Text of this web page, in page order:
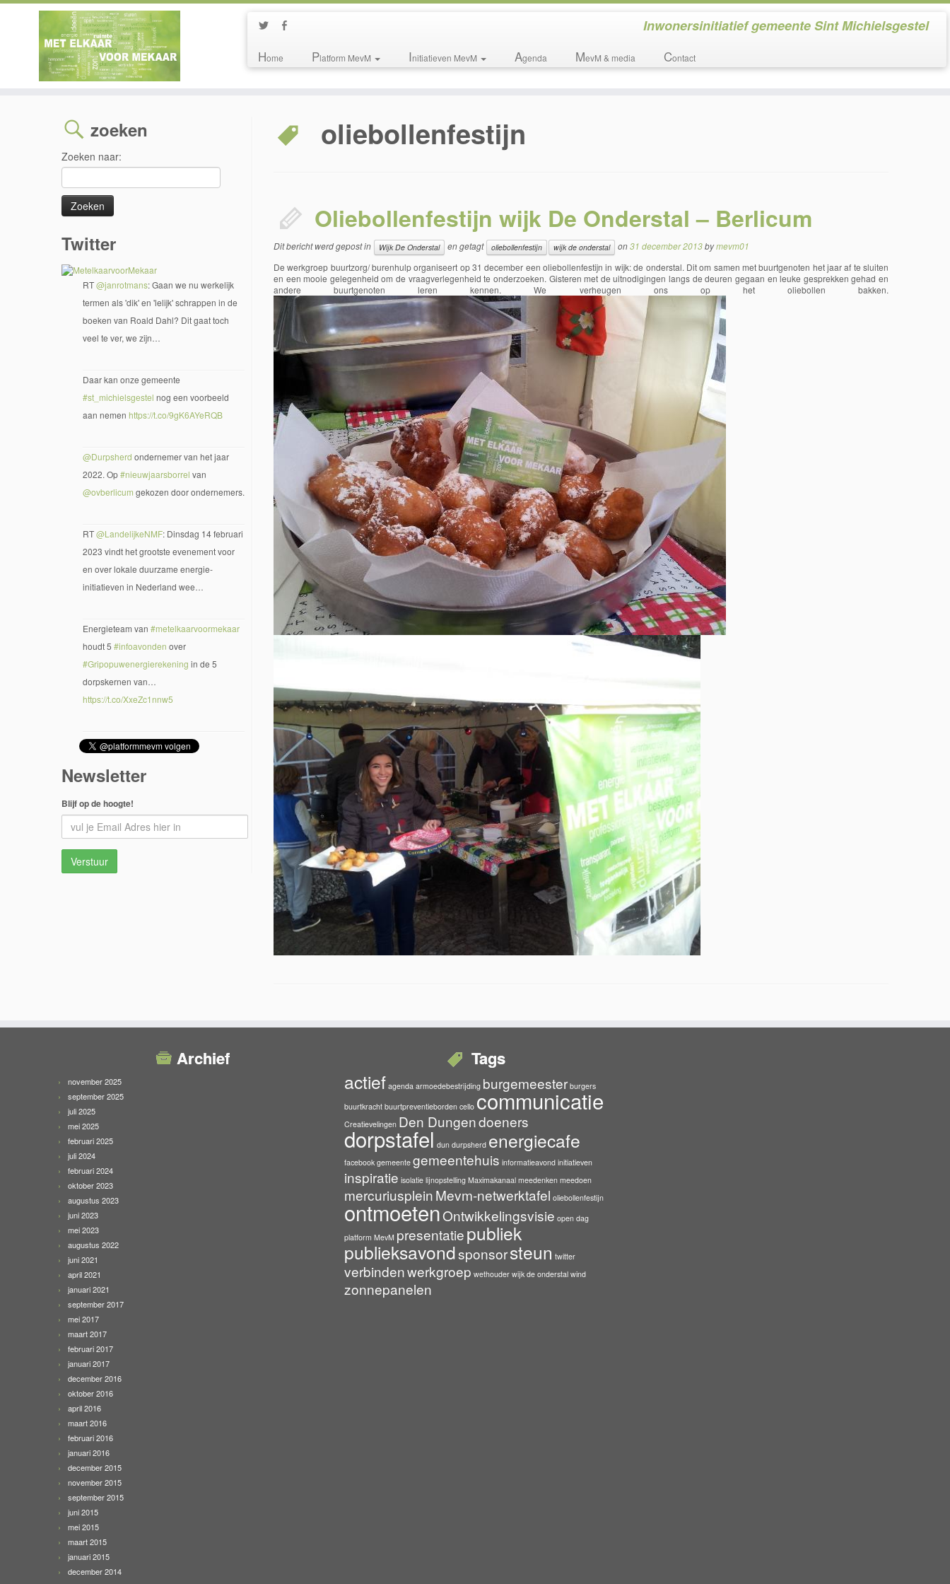
Inwonersinitiatief gemeente Sint Michielsgestel
Home Platform MevM Initiatieven MevM Agenda MevM & media Contact
zoeken
Zoeken naar:
Twitter
RT@janrotmans: Gaan we nu werkelijk
termen als 'dik' en 'lelijk' schrappen in de
boeken van Roald Dahl? Dit gaat toch
veel te ver, we zijn…
Daar kan onze gemeente
#st_michielsgestel nog een voorbeeld
aan nemen https://t.co/9gK6AYeRQB
@Durpsherd ondernemer van het jaar
2022. Op#nieuwjaarsborrel van
@ovberlicum gekozen door ondernemers.
RT@LandelijkeNMF: Dinsdag 14 februari
2023 vindt het grootste evenement voor
en over lokale duurzame energie-
initiatieven in Nederland wee…
Energieteam van #metelkaarvoormekaar
houdt 5 #infoavonden over
#Gripopuwenergierekening in de 5
dorpskernen van…
https://t.co/XxeZc1nnw5
Newsletter
Blijf op de hoogte!
oliebollenfestijn
Oliebollenfestijn wijk De Onderstal – Berlicum
Dit bericht werd gepost in Wijk De Onderstal en getagt oliebollenfestijn wijk de onderstal on31 december 2013bymevm01
De werkgroep buurtzorg/ burenhulp organiseert op 31 december een oliebollenfestijn in wijk: de onderstal. Dit om samen met buurtgenoten het jaar af te sluiten
en een mooie gelegenheid om de vraagverlegenheid te onderzoeken. Gisteren met de uitnodigingen langs de deuren gegaan en leuke gesprekken gehad en
andere buurtgenoten leren kennen. We verheugen ons op het oliebollen bakken.
Archief
november 2025
september 2025
juli 2025
mei 2025
februari 2025
juli 2024
februari 2024
oktober 2023
augustus 2023
juni 2023
mei 2023
augustus 2022
juni 2021
april 2021
januari 2021
september 2017
mei 2017
maart 2017
februari 2017
januari 2017
december 2016
oktober 2016
april 2016
maart 2016
februari 2016
januari 2016
december 2015
november 2015
september 2015
juni 2015
mei 2015
maart 2015
januari 2015
december 2014
Tags
actief agenda armoedebestrijding burgemeester burgers
buurtkracht buurtpreventieborden cello communicatie
Creatievelingen Den Dungendoeners
dorpstafel dun durpsherd energiecafe
facebook gemeente gemeentehuis informatieavond initiatieven
inspiratie isolatie lijnopstelling Maximakanaal meedenken meedoen
mercuriuspleinMevm-netwerktafel oliebollenfestijn
ontmoetenOntwikkelingsvisie open dag
platform MevM presentatiepubliek
publieksavondsponsorsteun twitter
verbindenwerkgroep wethouder wijk de onderstal wind
zonnepanelen